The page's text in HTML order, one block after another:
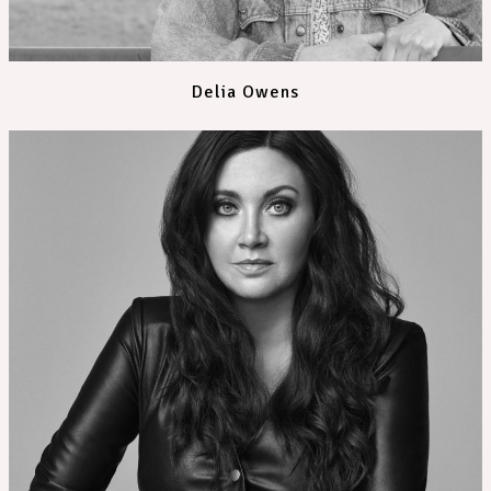
Delia Owens